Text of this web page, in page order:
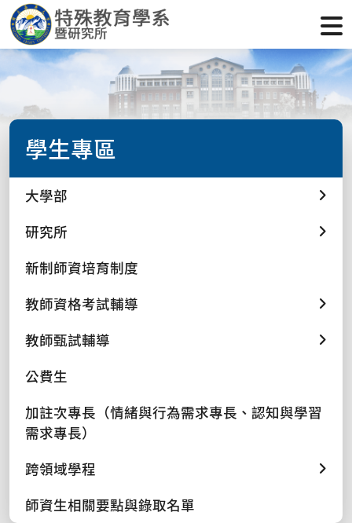
學生專區
大學部
研究所
新制師資培育制度
教師資格考試輔導
教師甄試輔導
公費生
加註次專長（情緒與行為需求專長、認知與學習
需求專長）
跨領域學程
師資生相關要點與錄取名單